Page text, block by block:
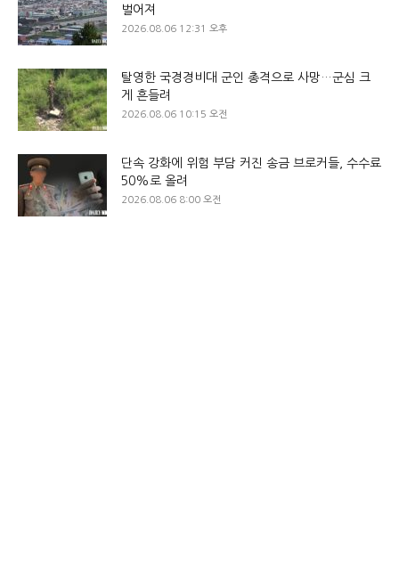
벌어져
2026.08.06 12:31 오후
탈영한 국경경비대 군인 총격으로 사망…군심 크
게 흔들려
2026.08.06 10:15 오전
단속 강화에 위험 부담 커진 송금 브로커들, 수수료
50%로 올려
2026.08.06 8:00 오전